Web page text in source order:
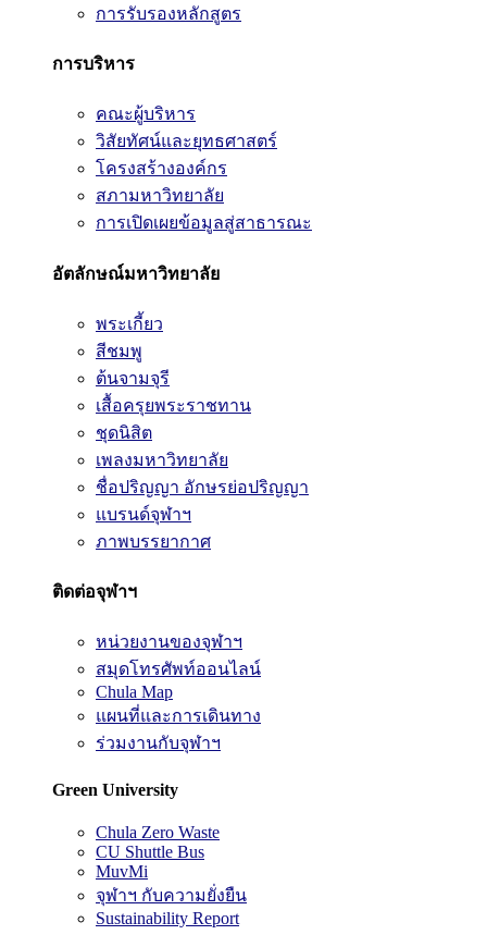
การรับรองหลักสูตร
การบริหาร
คณะผู้บริหาร
วิสัยทัศน์และยุทธศาสตร์
โครงสร้างองค์กร
สภามหาวิทยาลัย
การเปิดเผยข้อมูลสู่สาธารณะ
อัตลักษณ์มหาวิทยาลัย
พระเกี้ยว
สีชมพู
ต้นจามจุรี
เสื้อครุยพระราชทาน
ชุดนิสิต
เพลงมหาวิทยาลัย
ชื่อปริญญา อักษรย่อปริญญา
แบรนด์จุฬาฯ
ภาพบรรยากาศ
ติดต่อจุฬาฯ
หน่วยงานของจุฬาฯ
สมุดโทรศัพท์ออนไลน์
Chula Map
แผนที่และการเดินทาง
ร่วมงานกับจุฬาฯ
Green University
Chula Zero Waste
CU Shuttle Bus
MuvMi
จุฬาฯ กับความยั่งยืน
Sustainability Report